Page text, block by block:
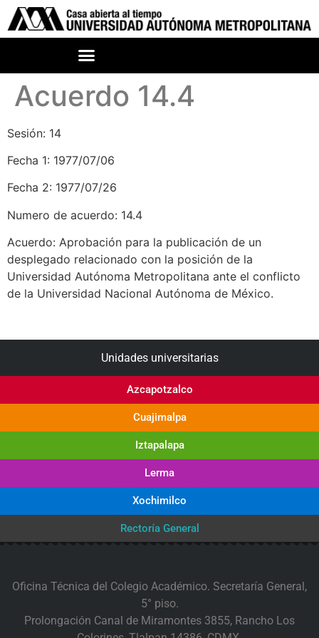
Acuerdo 14.4
Sesión: 14
Fecha 1: 1977/07/06
Fecha 2: 1977/07/26
Numero de acuerdo: 14.4
Acuerdo: Aprobación para la publicación de un
desplegado relacionado con la posición de la
Universidad Autónoma Metropolitana ante el conflicto
de la Universidad Nacional Autónoma de México.
Unidades universitarias
Azcapotzalco
Cuajimalpa
Iztapalapa
Lerma
Xochimilco
Rectoría General
Oficina Técnica del Colegio Académico. Secretaría General,
5° piso.
Prolongación Canal de Miramontes 3855, Rancho Los